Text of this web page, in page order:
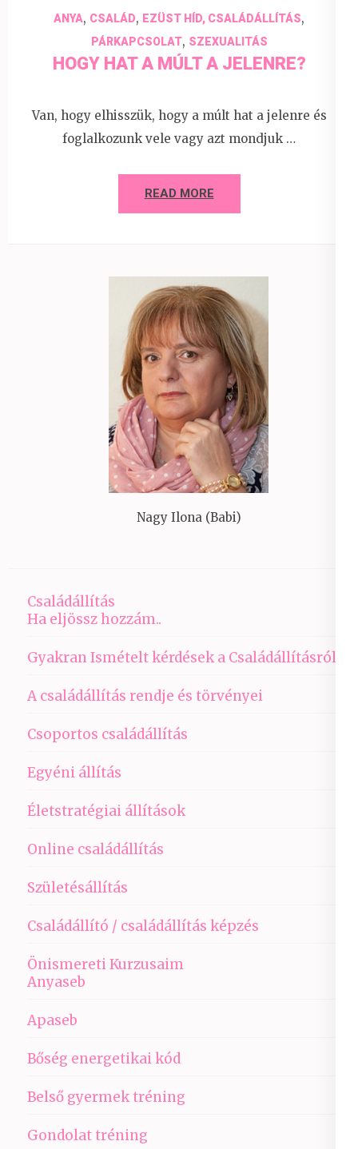
ANYA, CSALÁD, EZÜST HÍD, CSALÁDÁLLÍTÁS,
PÁRKAPCSOLAT, SZEXUALITÁS
HOGY HAT A MÚLT A JELENRE?
Van, hogy elhisszük, hogy a múlt hat a jelenre és
foglalkozunk vele vagy azt mondjuk …
READ MORE
Nagy Ilona (Babi)
Családállítás
Ha eljössz hozzám..
Gyakran Ismételt kérdések a Családállításról
A családállítás rendje és törvényei
Csoportos családállítás
Egyéni állítás
Életstratégiai állítások
Online családállítás
Születésállítás
Családállító / családállítás képzés
Önismereti Kurzusaim
Anyaseb
Apaseb
Bőség energetikai kód
Belső gyermek tréning
Gondolat tréning